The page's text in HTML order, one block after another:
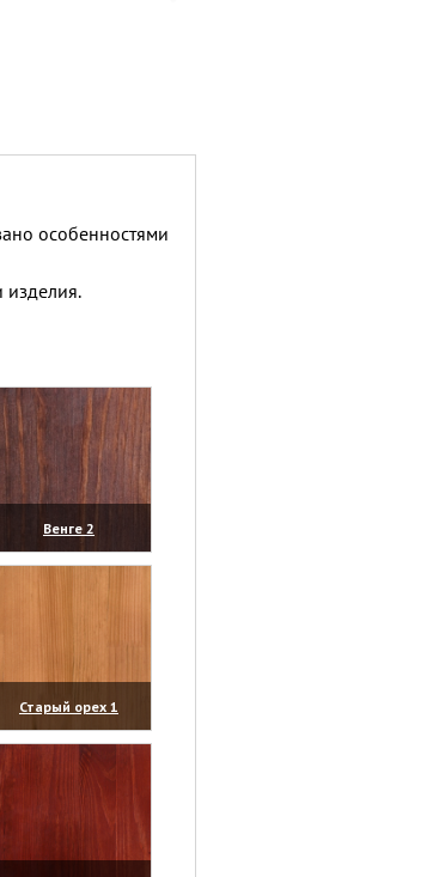
особенностями
изделия.
Венге 2
(увеличить)
Старый орех 1
(увеличить)